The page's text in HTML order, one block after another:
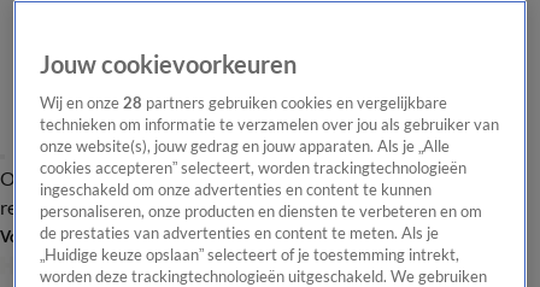
Overzicht Laatste nieuws Regionieuws Het beste van Hart
Tip de
redactie
Volg Hart van Nederland
Jouw cookievoorkeuren
Wij en onze28 partners gebruiken cookies en vergelijkbare
technieken om informatie te verzamelen over jou als gebruiker van
onze website(s), jouw gedrag en jouw apparaten. Als je „Alle
cookies accepteren” selecteert, worden trackingtechnologieën
ingeschakeld om onze advertenties en content te kunnen
personaliseren, onze producten en diensten te verbeteren en om
de prestaties van advertenties en content te meten. Als je
„Huidige keuze opslaan” selecteert of je toestemming intrekt,
worden deze trackingtechnologieën uitgeschakeld. We gebruiken